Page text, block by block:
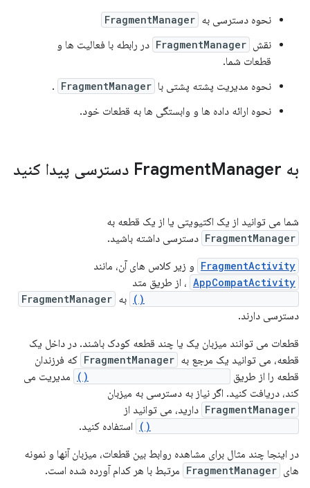
نحوه دسترسی به FragmentManager
نقش FragmentManager در رابطه با فعالیت ها و
قطعات شما.
نحوه مدیریت پشته پشتی با FragmentManager
.
نحوه ارائه داده ها و وابستگی ها به قطعات خود.
به Fragment Manager دسترسی پیدا کنید
شما می توانید از یک اکتیویتی یا از یک قطعه به
FragmentManager دسترسی داشته باشید.
FragmentActivity و زیر کلاس های آن، مانند
AppCompatActivity ، از طریق متد
به FragmentManager
دسترسی دارند.
قطعات می توانند میزبان یک یا چند قطعه کودک باشند. در داخل یک
قطعه، می توانید یک مرجع به FragmentManager که فرزندان
قطعه را از طریق
مدیریت می
کند، دریافت کنید. اگر نیاز به دسترسی به میزبان
FragmentManager دارید، می توانید از
استفاده کنید.
در اینجا چند مثال برای مشاهده روابط بین قطعات، میزبان آنها و نمونه
های FragmentManager مرتبط با هر کدام آورده شده است.